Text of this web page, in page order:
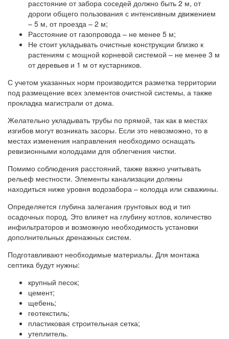
расстояние от забора соседей должно быть 2 м, от
дороги общего пользования с интенсивным движением
– 5 м, от проезда – 2 м;
Расстояние от газопровода – не менее 5 м;
Не стоит укладывать очистные конструкции близко к
растениям с мощной корневой системой – не менее 3 м
от деревьев и 1 м от кустарников.
С учетом указанных норм производится разметка территории
под размещение всех элементов очистной системы, а также
прокладка магистрали от дома.
Желательно укладывать трубы по прямой, так как в местах
изгибов могут возникать засоры. Если это невозможно, то в
местах изменения направления необходимо оснащать
ревизионными колодцами для облегчения чистки.
Помимо соблюдения расстояний, также важно учитывать
рельеф местности. Элементы канализации должны
находиться ниже уровня водозабора – колодца или скважины.
Определяется глубина залегания грунтовых вод и тип
осадочных пород. Это влияет на глубину котлов, количество
инфильтраторов и возможную необходимость установки
дополнительных дренажных систем.
Подготавливают необходимые материалы. Для монтажа
септика будут нужны:
крупный песок;
цемент;
щебень;
геотекстиль;
пластиковая строительная сетка;
утеплитель.